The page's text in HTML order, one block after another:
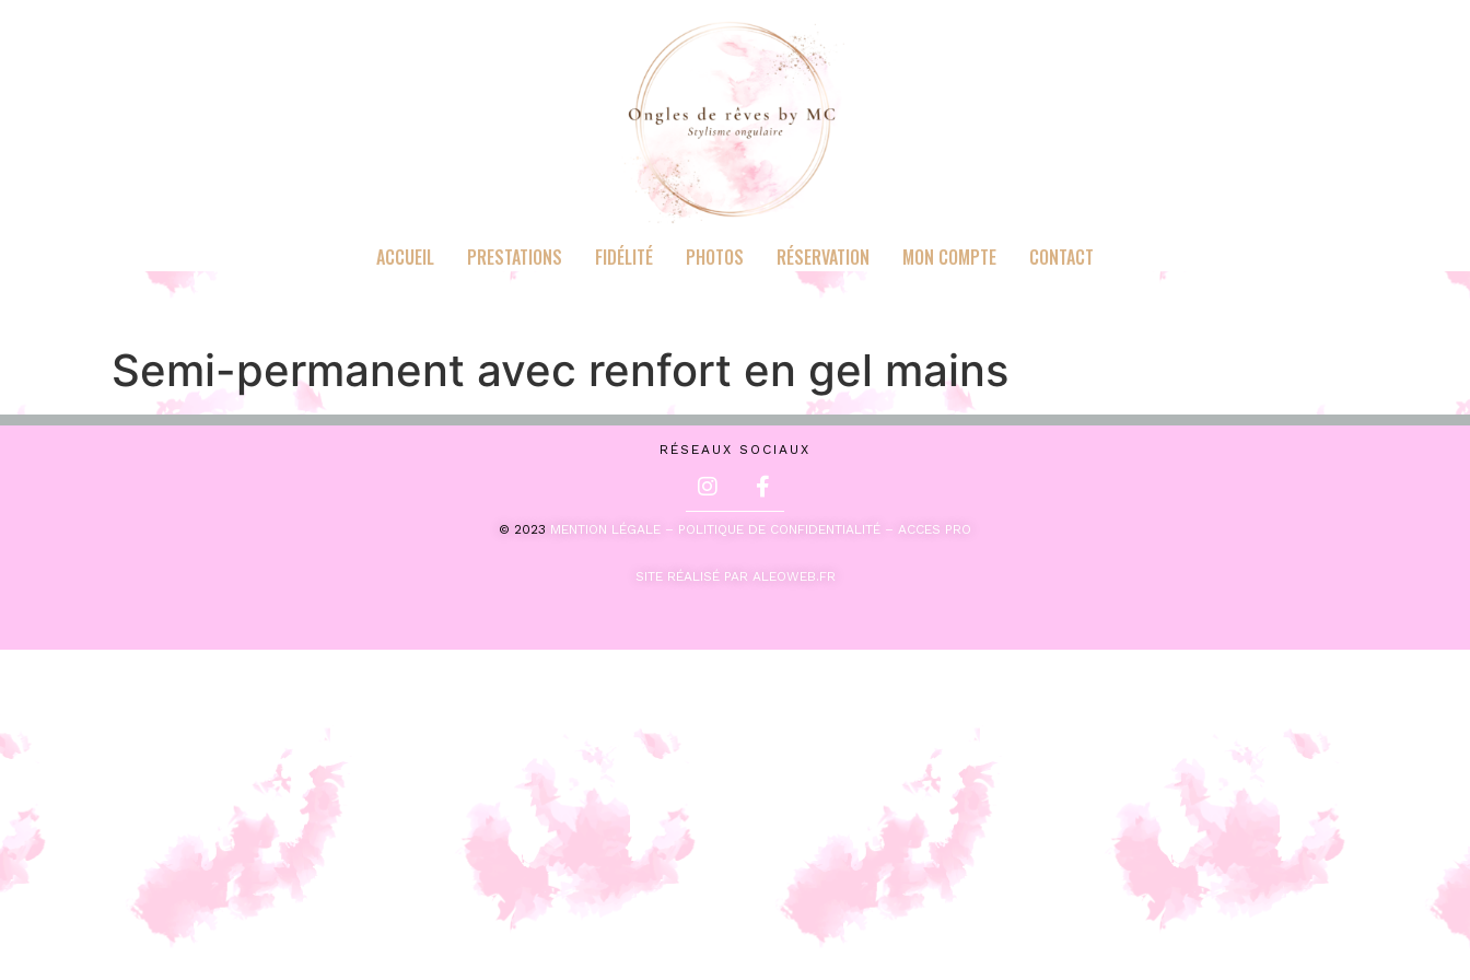
ACCUEIL PRESTATIONS FIDÉLITÉ PHOTOS RÉSERVATION MON COMPTE CONTACT
Semi-permanent avec renfort en gel mains
RÉSEAUX SOCIAUX
© 2023 MENTION LÉGALE – POLITIQUE DE CONFIDENTIALITÉ – ACCES PRO
SITE RÉALISÉ PAR ALEOWEB.FR